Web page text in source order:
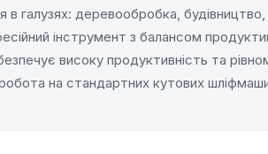
в галузях: деревообробка,
інструмент з балансом
високу продуктивність та
на стандартних кутових